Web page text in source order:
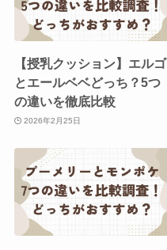
【授乳クッション】エルゴ
とエールベベどっち？5つ
の違いを徹底比較
2026年2月25日